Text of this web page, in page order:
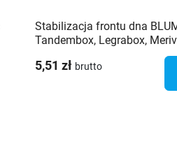
Stabilizacja frontu dna
Tandembox, Legrabox,
5,51 zł brutto